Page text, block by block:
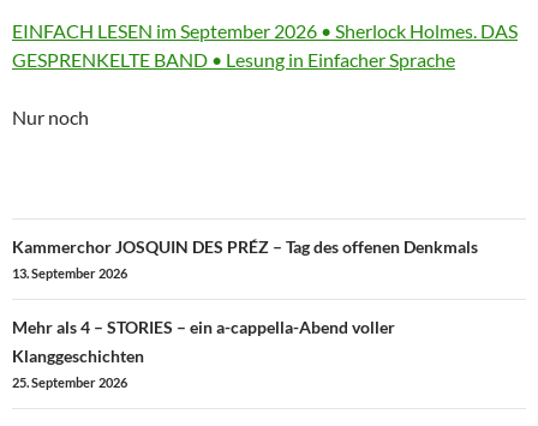
More
information
EINFACH LESEN im September 2026 • Sherlock Holmes. DAS
GESPRENKELTE BAND • Lesung in Einfacher Sprache
Nur noch
Beitragsnavigation
Kammerchor JOSQUIN DES PRÉZ – Tag des offenen Denkmals
13. September 2026
Mehr als 4 – STORIES – ein a-cappella-Abend voller
Klanggeschichten
25. September 2026